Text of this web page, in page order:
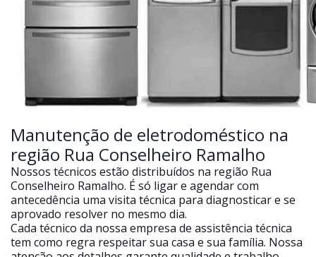
Manutenção de eletrodoméstico na
região Rua Conselheiro Ramalho
Nossos técnicos estão distribuídos na região Rua
Conselheiro Ramalho. É só ligar e agendar com
antecedência uma visita técnica para diagnosticar e se
aprovado resolver no mesmo dia.
Cada técnico da nossa empresa de assistência técnica
tem como regra respeitar sua casa e sua família. Nossa